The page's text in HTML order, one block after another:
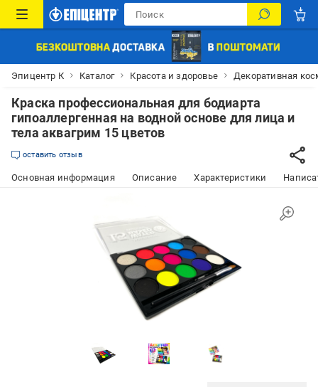
Эпицентр К Каталог Красота и здоровье Декоративная
Краска профессиональная для бодиарта
гипоаллергенная на водной основе для лица и
тела аквагрим 15 цветов
оставить отзыв
Основная информация Описание Характеристики